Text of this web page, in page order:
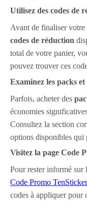
Utilisez des codes de
Avant de finaliser votre
codes de réduction
total de votre panier,
pouvez trouver ces
Examinez les packs et
Parfois, acheter des
économies
Consultez la section
options disponibles qui
Visitez la page Code
Pour rester informé sur
Code Promo
codes à appliquer pour